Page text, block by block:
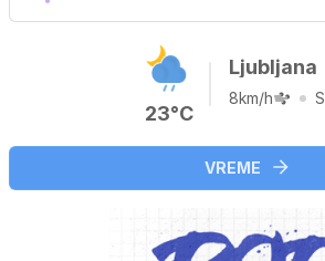
23°C
Ljubljana
8km/h S
VREME